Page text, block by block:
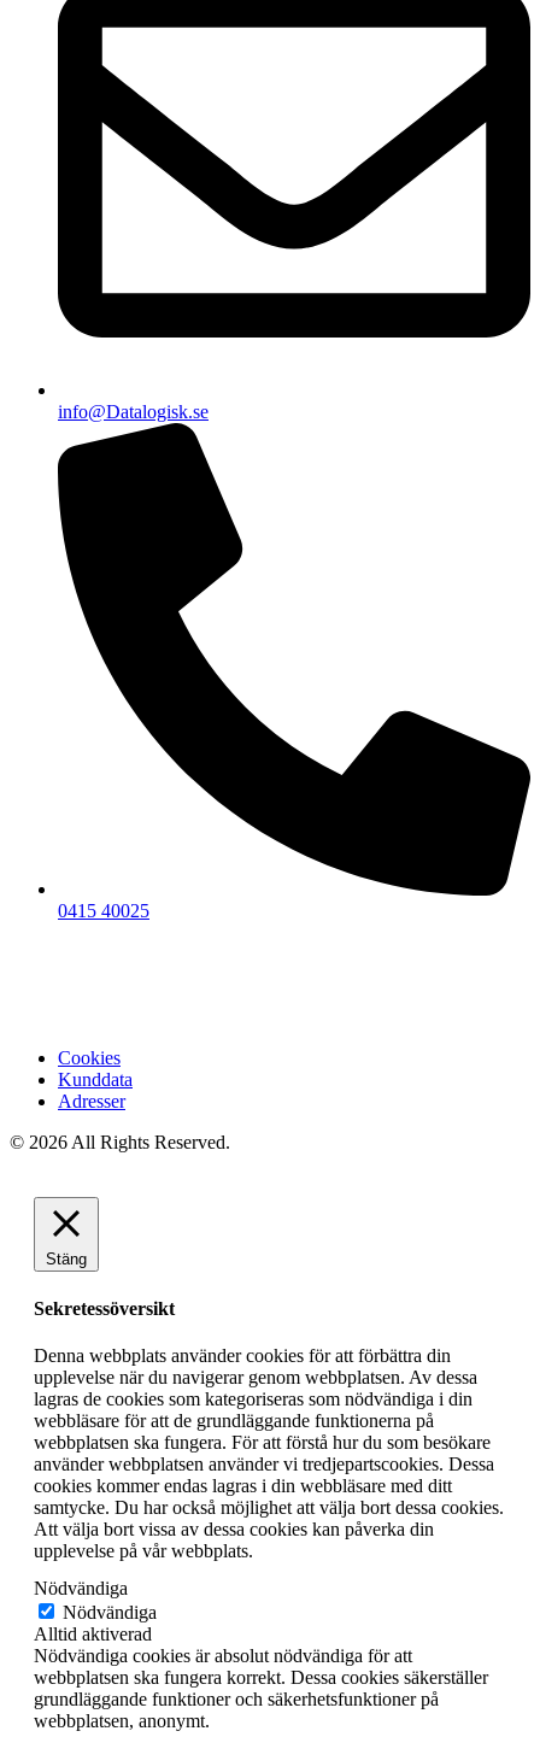
info@Datalogisk.se
0415 40025
Cookies
Kunddata
Adresser
© 2026 All Rights Reserved.
Stäng
Sekretessöversikt
Denna webbplats använder cookies för att förbättra din
upplevelse när du navigerar genom webbplatsen. Av dessa
lagras de cookies som kategoriseras som nödvändiga i din
webbläsare för att de grundläggande funktionerna på
webbplatsen ska fungera. För att förstå hur du som besökare
använder webbplatsen använder vi tredjepartscookies. Dessa
cookies kommer endas lagras i din webbläsare med ditt
samtycke. Du har också möjlighet att välja bort dessa cookies.
Att välja bort vissa av dessa cookies kan påverka din
upplevelse på vår webbplats.
Nödvändiga
Nödvändiga
Alltid aktiverad
Nödvändiga cookies är absolut nödvändiga för att
webbplatsen ska fungera korrekt. Dessa cookies säkerställer
grundläggande funktioner och säkerhetsfunktioner på
webbplatsen, anonymt.